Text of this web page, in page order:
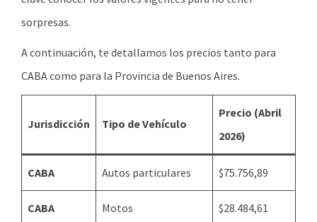
sorpresas.
A continuación, te detallamos los precios tanto para
CABA como para la Provincia de Buenos Aires.
Jurisdicción Tipo de Vehículo
Precio (Abril
2026)
CABA Autos particulares $75.756,89
CABA Motos $28.484,61